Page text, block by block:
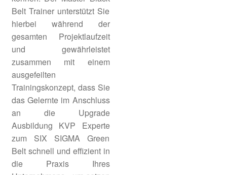
SIX SIGMA Black Belt
LEAN SIX SIGMA Green Belt
LEAN SIX SIGMA Black Belt
SIX SIGMA Champions-Training
Upgrade KVP Experte zum SIX
SIGMA Green Belt
Upgrade SIX SIGMA Green Belt
Belt Trainer unterstützt Sie
hierbei während der
gesamten Projektlaufzeit
und gewährleistet
zusammen mit einem
ausgefeilten
Trainingskonzept, dass Sie
das Gelernte im Anschluss
an die Upgrade
Ausbildung KVP Experte
zum SIX SIGMA Green
Belt schnell und effizient in
die Praxis Ihres